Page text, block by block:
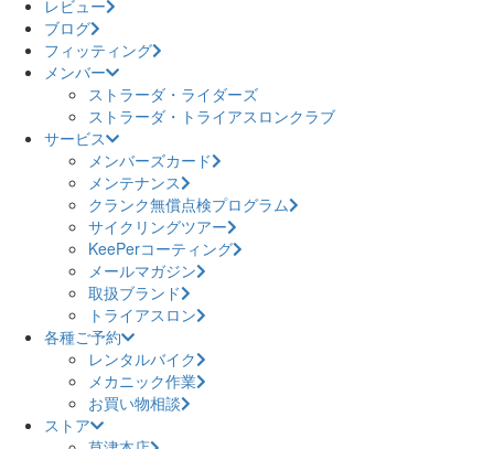
レビュー
ブログ
フィッティング
メンバー
ストラーダ・ライダーズ
ストラーダ・トライアスロンクラブ
サービス
メンバーズカード
メンテナンス
クランク無償点検プログラム
サイクリングツアー
KeePerコーティング
メールマガジン
取扱ブランド
トライアスロン
各種ご予約
レンタルバイク
メカニック作業
お買い物相談
ストア